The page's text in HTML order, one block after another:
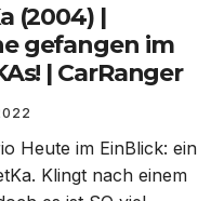
(2004) |
gefangen im
| CarRanger
Heute im EinBlick: ein
Klingt nach einem